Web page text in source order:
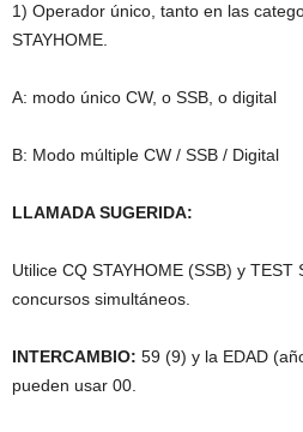
1) Operador único, tanto en las
STAYHOME.
A: modo único CW, o SSB, o digital
B: Modo múltiple CW / SSB / Digital
LLAMADA SUGERIDA:
Utilice CQ STAYHOME (SSB) y
concursos simultáneos.
INTERCAMBIO: 59 (9) y la EDAD
pueden usar 00.